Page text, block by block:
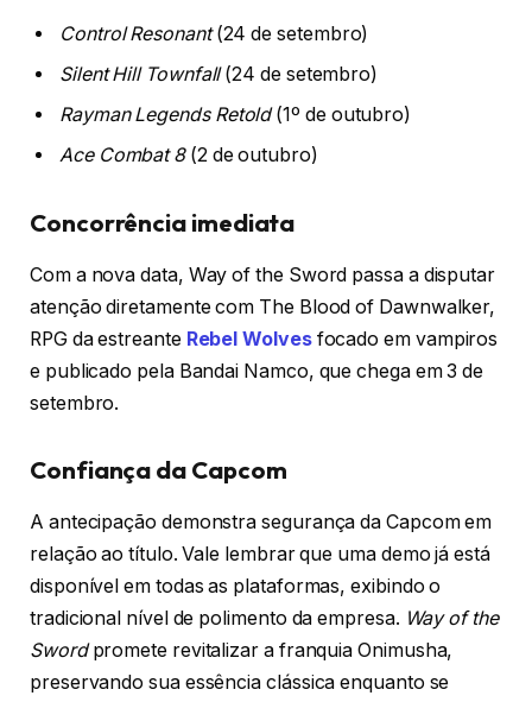
Control Resonant(24 de setembro)
Silent Hill Townfall(24 de setembro)
Rayman Legends Retold(1º de outubro)
Ace Combat 8(2 de outubro)
Concorrência imediata
Com a nova data, Way of the Sword passa a disputar
atenção diretamente com The Blood of Dawnwalker,
RPG da estreante Rebel Wolvesfocado em vampiros
e publicado pela Bandai Namco, que chega em 3 de
setembro.
Confiança da Capcom
A antecipação demonstra segurança da Capcom em
relação ao título. Vale lembrar que uma demo já está
disponível em todas as plataformas, exibindo o
tradicional nível de polimento da empresa. Way of the
Swordpromete revitalizar a franquia Onimusha,
preservando sua essência clássica enquanto se